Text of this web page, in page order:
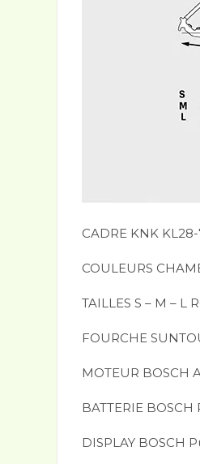
CADRE KNK
COULEURS
TAILLES S – M – L
FOURCHE
MOTEUR BOSCH
BATTERIE
DISPLAY BOSCH